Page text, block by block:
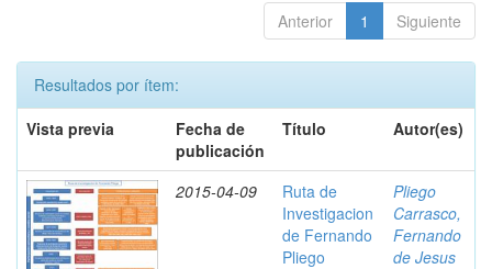
Anterior 1 Siguiente
Resultados por ítem:
Vista previa
Fecha de
publicación
Título Autor(es)
2015-04-09
Ruta de
Investigacion
de Fernando
Pliego
Pliego
Carrasco,
Fernando
de Jesus